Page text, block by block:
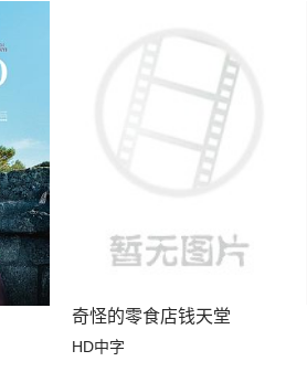
奇怪的零食店钱天堂
HD中字